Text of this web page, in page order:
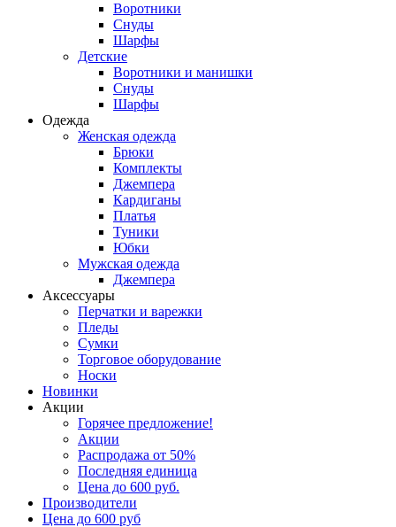
Воротники
Снуды
Шарфы
Детские
Воротники и манишки
Снуды
Шарфы
Одежда
Женская одежда
Брюки
Комплекты
Джемпера
Кардиганы
Платья
Туники
Юбки
Мужская одежда
Джемпера
Аксессуары
Перчатки и варежки
Пледы
Сумки
Торговое оборудование
Носки
Новинки
Акции
Горячее предложение!
Акции
Распродажа от 50%
Последняя единица
Цена до 600 руб.
Производители
Цена до 600 руб